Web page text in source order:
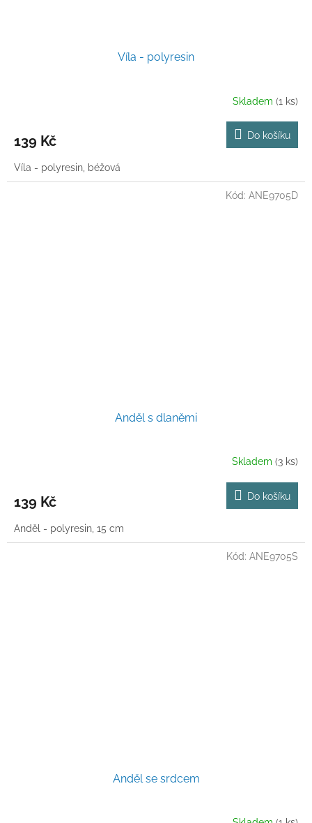
Víla - polyresin
Skladem (1 ks)
139 Kč Do košíku
Víla - polyresin, béžová
Anděl s dlaněmi
Skladem (3 ks)
139 Kč Do košíku
Anděl - polyresin, 15 cm
Kód: ANE9705D
Anděl se srdcem
Kód: ANE9705S